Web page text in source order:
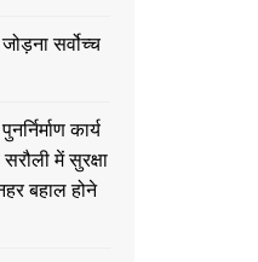
सर्वोच्च
कार्य
में सुरक्षा
बहाल होने